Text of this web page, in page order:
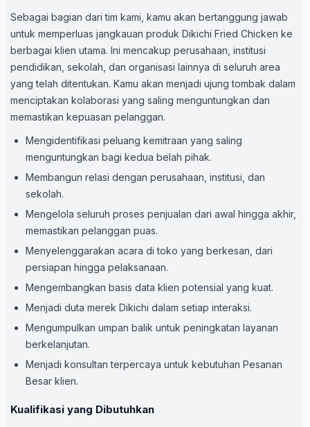
Sebagai bagian dari tim kami, kamu akan bertanggung jawab
untuk memperluas jangkauan produk Dikichi Fried Chicken ke
berbagai klien utama. Ini mencakup perusahaan, institusi
pendidikan, sekolah, dan organisasi lainnya di seluruh area
yang telah ditentukan. Kamu akan menjadi ujung tombak dalam
menciptakan kolaborasi yang saling menguntungkan dan
memastikan kepuasan pelanggan.
Mengidentifikasi peluang kemitraan yang saling
menguntungkan bagi kedua belah pihak.
Membangun relasi dengan perusahaan, institusi, dan
sekolah.
Mengelola seluruh proses penjualan dari awal hingga akhir,
memastikan pelanggan puas.
Menyelenggarakan acara di toko yang berkesan, dari
persiapan hingga pelaksanaan.
Mengembangkan basis data klien potensial yang kuat.
Menjadi duta merek Dikichi dalam setiap interaksi.
Mengumpulkan umpan balik untuk peningkatan layanan
berkelanjutan.
Menjadi konsultan terpercaya untuk kebutuhan Pesanan
Besar klien.
Kualifikasi yang Dibutuhkan